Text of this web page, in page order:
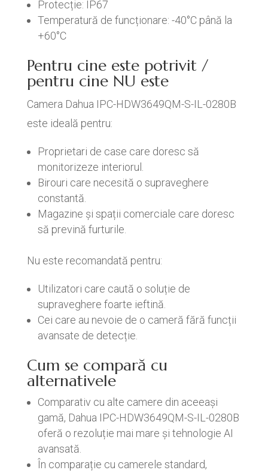
Protecție: IP67
Temperatură de funcționare: -40°C până la
+60°C
Pentru cine este potrivit /
pentru cine NU este
Camera Dahua IPC-HDW3649QM-S-IL-0280B
este ideală pentru:
Proprietari de case care doresc să
monitorizeze interiorul.
Birouri care necesită o supraveghere
constantă.
Magazine și spații comerciale care doresc
să prevină furturile.
Nu este recomandată pentru:
Utilizatori care caută o soluție de
supraveghere foarte ieftină.
Cei care au nevoie de o cameră fără funcții
avansate de detecție.
Cum se compară cu
alternativele
Comparativ cu alte camere din aceeași
gamă, Dahua IPC-HDW3649QM-S-IL-0280B
oferă o rezoluție mai mare și tehnologie AI
avansată.
În comparație cu camerele standard,